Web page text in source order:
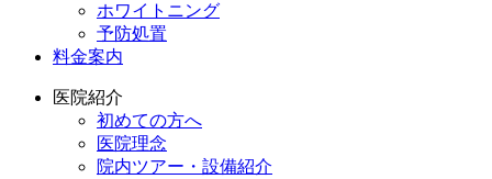
ホワイトニング
予防処置
料金案内
医院紹介
初めての方へ
医院理念
院内ツアー・設備紹介